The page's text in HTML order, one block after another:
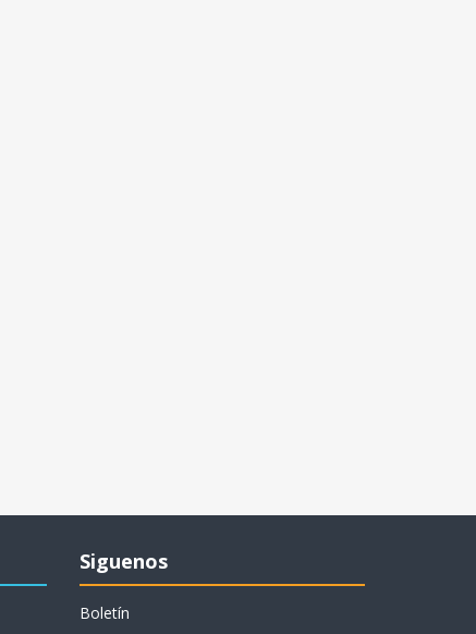
Siguenos
Boletín